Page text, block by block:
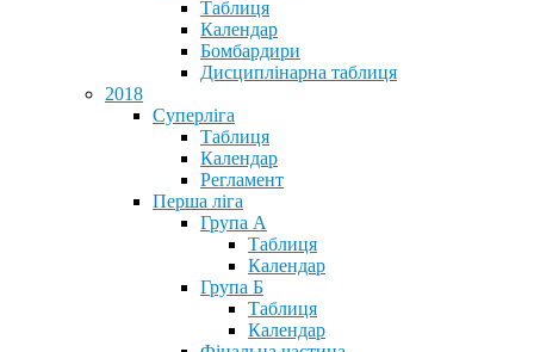
Таблиця
Календар
Бомбардири
Дисциплінарна таблиця
2018
Суперліга
Таблиця
Календар
Регламент
Перша ліга
Група А
Таблиця
Календар
Група Б
Таблиця
Календар